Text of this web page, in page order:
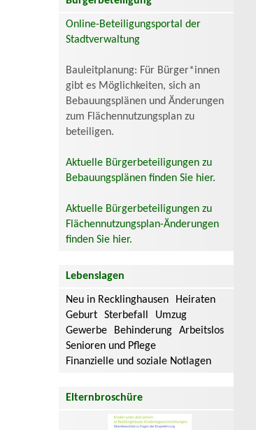
Online-Beteiligungsportal der
Stadtverwaltung
Bauleitplanung: Für Bürger*innen
gibt es Möglichkeiten, sich an
Bebauungsplänen und Änderungen
zum Flächennutzungsplan zu
beteiligen.
Aktuelle Bürgerbeteiligungen zu
Bebauungsplänen finden Sie hier.
Aktuelle Bürgerbeteiligungen zu
Flächennutzungsplan-Änderungen
finden Sie hier.
Lebenslagen
Neu in Recklinghausen
Heiraten
Geburt
Sterbefall
Umzug
Gewerbe
Behinderung
Arbeitslos
Senioren und Pflege
Finanzielle und soziale Notlagen
Elternbroschüre